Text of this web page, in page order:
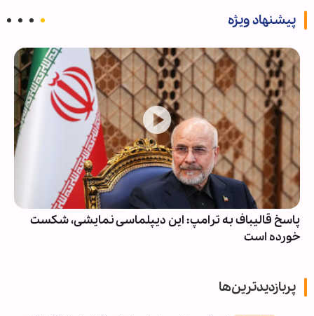
پیشنهاد ویژه
پاسخ قالیباف به ترامپ: این دیپلماسی نمایشی، شکست
خورده است
پربازدیدترین‌ها